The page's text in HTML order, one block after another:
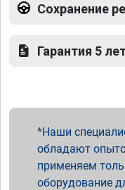
Сохранение
Гарантия 5
Наши
обладают
применяем
оборудование